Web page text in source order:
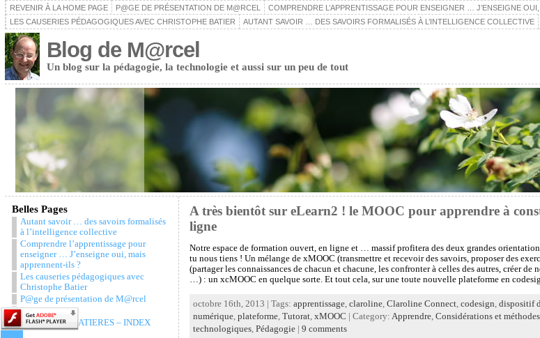
REVENIR À LA HOME PAGE P@GE DE PRÉSENTATION DE M@RCEL COMPRENDRE L’APPRENTISSAGE POUR ENSEIGNER … J’ENSEIGNE
LES CAUSERIES PÉDAGOGIQUES AVEC CHRISTOPHE BATIER
AUTANT SAVOIR … DES SAVOIRS FORMALISÉS À L’INTELLIGENCE COLLECTIVE
Blog de M@rcel
Un blog sur la pédagogie, la technologie et aussi sur un peu de tout
Belles Pages
Autant savoir … des savoirs formalisés
à l’intelligence collective
Comprendre l’apprentissage pour
enseigner … J’enseigne oui, mais
apprennent-ils ?
Les causeries pédagogiques avec
Christophe Batier
P@ge de présentation de M@rcel
Snazzy Archive
TABLE DES MATIERES – INDEX
A très bientôt sur eLearn2 ! le MOOC pour apprendre à
ligne
Notre espace de formation ouvert, en ligne et … massif profitera des deux grandes
tu nous tiens ! Un mélange de xMOOC (transmettre et recevoir des savoirs, proposer des
(partager les connaissances de chacun et chacune, les confronter à celles des autres, créer
…) : un xcMOOC en quelque sorte. Et tout cela, sur une toute nouvelle plateforme en
octobre 16th, 2013 | Tags: apprentissage, claroline, Claroline Connect, codesign dispositif
numérique, plateforme, Tutorat, xMOOC | Category: Apprendre, Considérations et
technologiques, Pédagogie| 9 comments